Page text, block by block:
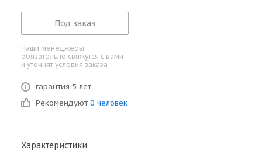
Под заказ
Наши менеджеры
обязательно свяжутся с вами
и уточнят условия заказа
гарантия 5 лет
Рекомендуют 0 человек
Характеристики